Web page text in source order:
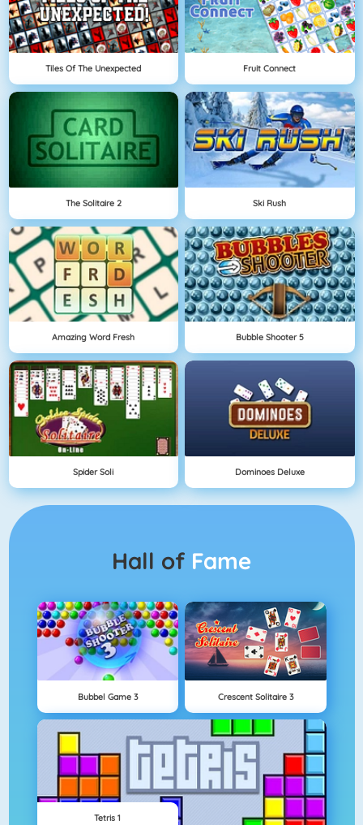
Tiles Of The Unexpected Fruit Connect
The Solitaire 2 Ski Rush
Amazing Word Fresh Bubble Shooter 5
Spider Soli Dominoes Deluxe
Hall of Fame
Bubbel Game 3 Crescent Solitaire 3
Tetris 1